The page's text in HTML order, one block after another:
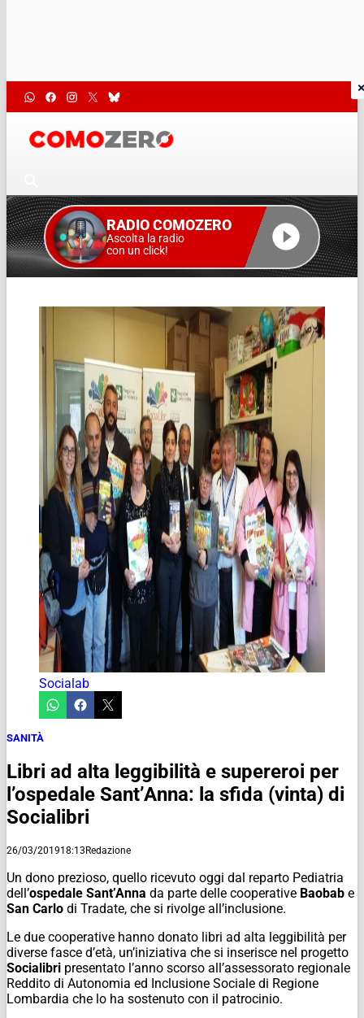
RADIO COMOZERO
Ascolta la radio
con un click!
Socialab
SANITÀ
Libri ad alta leggibilità e supereroi per
l’ospedale Sant’Anna: la sfida (vinta) di
Socialibri
26/03/201918:13Redazione
Un dono prezioso, quello ricevuto oggi dal reparto Pediatria
dell’ospedale Sant’Anna da parte delle cooperative Baobab e
San Carlo di Tradate, che si rivolge all’inclusione.
Le due cooperative hanno donato libri ad alta leggibilità per
diverse fasce d’età, un’iniziativa che si inserisce nel progetto
Socialibri presentato l’anno scorso all’assessorato regionale
Reddito di Autonomia ed Inclusione Sociale di Regione
Lombardia che lo ha sostenuto con il patrocinio.